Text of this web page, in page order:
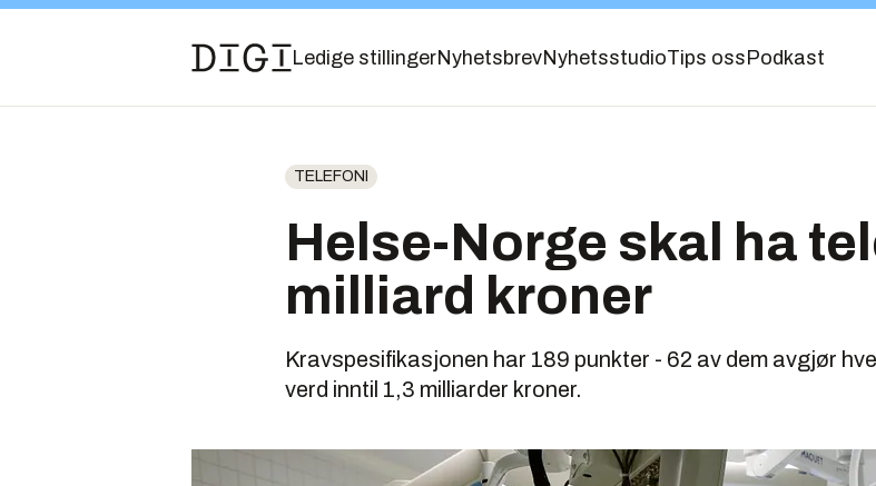
Ledige stillingerNyhetsbrevNyhetsstudioTips oss Podkast
TELEFONI
Helse-Norge skal ha
milliard kroner
Kravspesifikasjonen har 189 punkter - 62 av dem avgjør
verd inntil 1,3 milliarder kroner.